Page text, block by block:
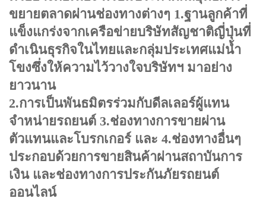
ขยายตลาดผ่านช่องทางต่างๆ 1.ฐานลูกค้าที่
แข็งแกร่งจากเครือข่ายบริษัทสัญชาติญี่ปุ่นที่
ดำเนินธุรกิจในไทยและกลุ่มประเทศแม่น้ำ
โขงซึ่งให้ความไว้วางใจบริษัทฯ มาอย่าง
ยาวนาน
2.การเป็นพันธมิตรร่วมกับดีลเลอร์ผู้แทน
จำหน่ายรถยนต์ 3.ช่องทางการขายผ่าน
ตัวแทนและโบรกเกอร์ และ 4.ช่องทางอื่นๆ
ประกอบด้วยการขายสินค้าผ่านสถาบันการ
เงิน และช่องทางการประกันภัยรถยนต์
ออนไลน์